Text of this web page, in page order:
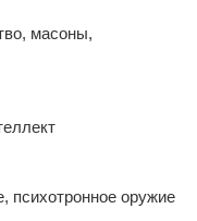
масоны,
психотронное оружие